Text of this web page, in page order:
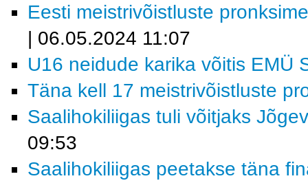
Eesti meistrivõistluste
| 06.05.2024 11:07
U16 neidude karika võitis EMÜ
Täna kell 17 meistrivõistluste
Saalihokiliigas tuli võitjaks
09:53
Saalihokiliigas peetakse täna